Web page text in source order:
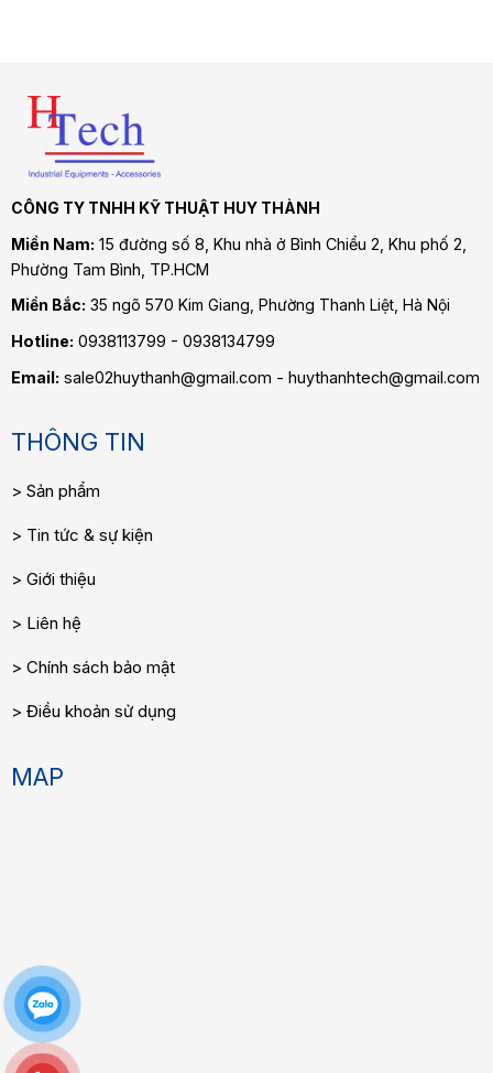
CÔNG TY TNHH KỸ THUẬT HUY THÀNH
Miền Nam: 15 đường số 8, Khu nhà ở Bình Chiểu 2, Khu phố 2,
Phường Tam Bình , TP.HCM
Miền Bắc: 35 ngõ 570 Kim Giang, Phường Thanh Liệt, Hà Nội
Hotline: 0938113799 - 0938134799
Email: sale02huythanh@gmail.com - huythanhtech@gmail.com
THÔNG TIN
Sản phẩm
Tin tức & sự kiện
Giới thiệu
Liên hệ
Chính sách bảo mật
Điều khoản sử dụng
MAP